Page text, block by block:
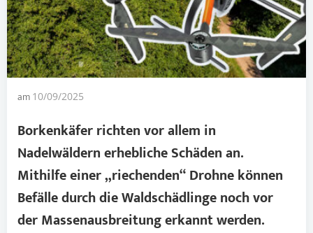
am 10/09/2025
Borkenkäfer richten vor allem in
Nadelwäldern erhebliche Schäden an.
Mithilfe einer „riechenden“ Drohne können
Befälle durch dieWaldschädlingenoch vor
der Massenausbreitung erkannt werden.